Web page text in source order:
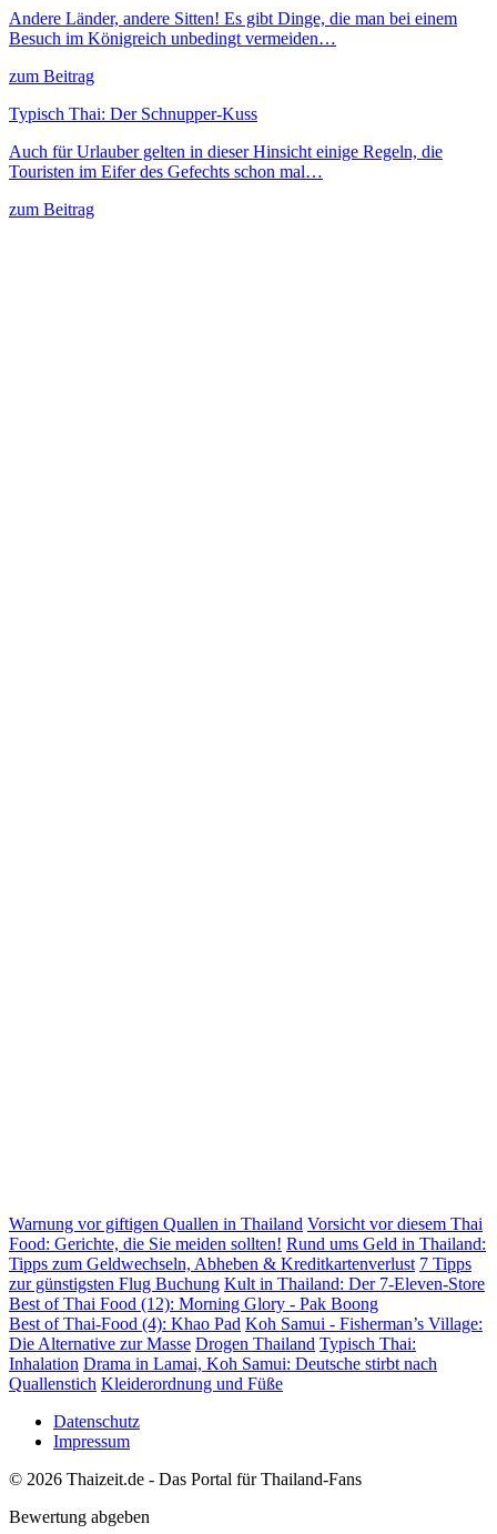
Andere Länder, andere Sitten! Es gibt Dinge, die man bei einem
Besuch im Königreich unbedingt vermeiden…
zum Beitrag
Typisch Thai: Der Schnupper-Kuss
Auch für Urlauber gelten in dieser Hinsicht einige Regeln, die
Touristen im Eifer des Gefechts schon mal…
zum Beitrag
Warnung vor giftigen Quallen in Thailand Vorsicht vor diesem Thai
Food: Gerichte, die Sie meiden sollten! Rund ums Geld in Thailand:
Tipps zum Geldwechseln, Abheben & Kreditkartenverlust 7 Tipps
zur günstigsten Flug Buchung Kult in Thailand: Der 7-Eleven-Store
Best of Thai Food (12): Morning Glory - Pak Boong
Best of Thai-Food (4): Khao Pad Koh Samui - Fisherman’s Village:
Die Alternative zur Masse Drogen Thailand Typisch Thai:
Inhalation Drama in Lamai, Koh Samui: Deutsche stirbt nach
Quallenstich Kleiderordnung und Füße
Datenschutz
Impressum
© 2026 Thaizeit.de - Das Portal für Thailand-Fans
Bewertung abgeben